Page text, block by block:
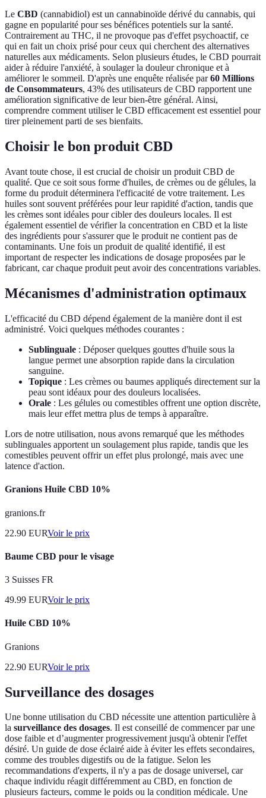
Le CBD (cannabidiol) est un cannabinoïde dérivé du cannabis, qui
gagne en popularité pour ses bénéfices potentiels sur la santé.
Contrairement au THC, il ne provoque pas d'effet psychoactif, ce
qui en fait un choix prisé pour ceux qui cherchent des alternatives
naturelles aux médicaments. Selon plusieurs études, le CBD pourrait
aider à réduire l'anxiété, à soulager la douleur chronique et à
améliorer le sommeil. D'après une enquête réalisée par60 Millions
de Consommateurs, 43% des utilisateurs de CBD rapportent une
amélioration significative de leur bien-être général. Ainsi,
comprendre comment utiliser le CBD efficacement est essentiel pour
tirer pleinement parti de ses bienfaits.
Choisir le bon produit CBD
Avant toute chose, il est crucial de choisir un produit CBD de
qualité. Que ce soit sous forme d'huiles, de crèmes ou de gélules, la
forme du produit déterminera l'efficacité de votre traitement. Les
huiles sont souvent préférées pour leur rapidité d'action, tandis que
les crèmes sont idéales pour cibler des douleurs locales. Il est
également essentiel de vérifier la concentration en CBD et la liste
des ingrédients pour s'assurer que le produit ne contient pas de
contaminants. Une fois un produit de qualité identifié, il est
important de respecter les indications de dosage proposées par le
fabricant, car chaque produit peut avoir des concentrations variables.
Mécanismes d'administration optimaux
L'efficacité du CBD dépend également de la manière dont il est
administré. Voici quelques méthodes courantes :
Sublinguale : Déposer quelques gouttes d'huile sous la
langue permet une absorption rapide dans la circulation
sanguine.
Topique : Les crèmes ou baumes appliqués directement sur la
peau sont idéaux pour des douleurs localisées.
Orale : Les gélules ou comestibles offrent une option discrète,
mais leur effet mettra plus de temps à apparaître.
Lors de notre utilisation, nous avons remarqué que les méthodes
sublinguales apportent un soulagement plus rapide, tandis que les
comestibles peuvent offrir un effet plus prolongé, mais avec une
latence d'action.
Granions Huile CBD 10%
granions.fr
22.90 EURVoir le prix
Baume CBD pour le visage
3 Suisses FR
49.99 EURVoir le prix
Huile CBD 10%
Granions
22.90 EURVoir le prix
Surveillance des dosages
Une bonne utilisation du CBD nécessite une attention particulière à
la surveillance des dosages. Il est conseillé de commencer par une
dose faible et d’augmenter progressivement jusqu'à obtenir l'effet
désiré. Un guide de dose éclairé aide à éviter les effets secondaires,
comme des troubles digestifs ou de la fatigue. Selon les
recommandations d'experts, il n'y a pas de dosage universel, car
chaque individu réagit différemment au CBD, en fonction de
plusieurs facteurs, comme le poids ou la condition médicale. Une